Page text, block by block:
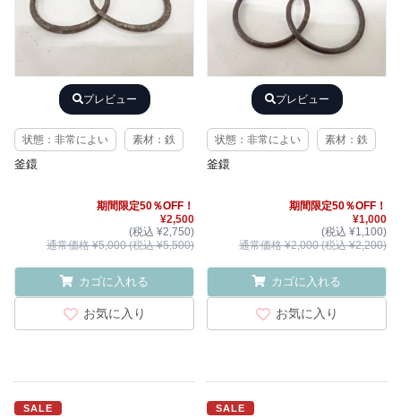
プレビュー
状態：非常によい 素材：鉄
釜鐶
期間限定50％OFF！
¥2,500
(税込 ¥2,750)
通常価格 ¥5,000 (税込 ¥5,500)
カゴに入れる
お気に入り
プレビュー
状態：非常によい 素材：鉄
釜鐶
期間限定50％OFF！
¥1,000
(税込 ¥1,100)
通常価格 ¥2,000 (税込 ¥2,200)
カゴに入れる
お気に入り
SALE SALE